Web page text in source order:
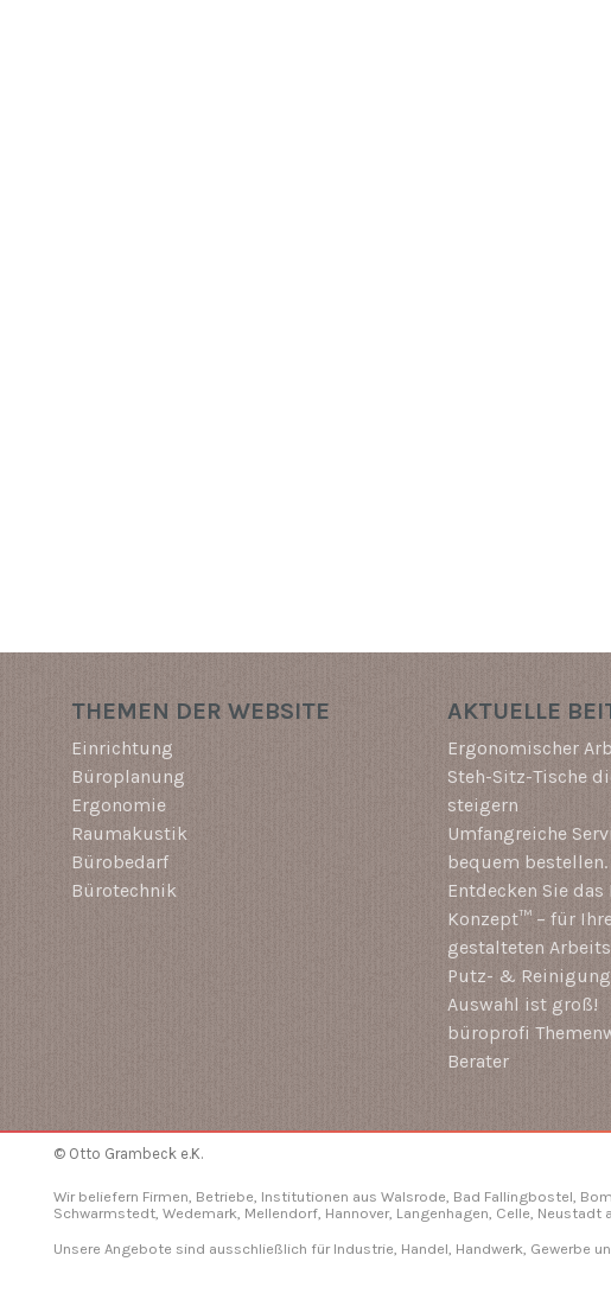
THEMEN DER WEBSITE
Einrichtung
Büroplanung
Ergonomie
Raumakustik
Bürobedarf
Bürotechnik
AKTUELLE
Ergonomischer
Steh-Sitz-Tische
steigern
Umfangreiche
bequem bestellen.
Entdecken Sie
Konzept™ – für
gestalteten
Putz- &
Auswahl ist groß!
büroprofi
Berater
© Otto Grambeck e.K.
Wir beliefern Firmen, Betriebe, Institutionen aus Walsrode, Bad Fallingbostel,
Schwarmstedt, Wedemark, Mellendorf, Hannover, Langenhagen, Celle , Neustadt
Unsere Angebote sind ausschließlich für Industrie, Handel, Handwerk, Gewerbe